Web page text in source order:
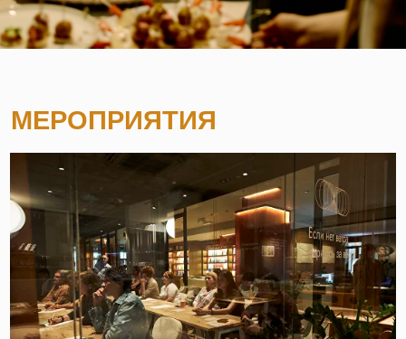
/ Лекции
СООБЩЕСТВА И СОБЫТИЙНЫЙ
МАРКЕТИНГ В HORECA